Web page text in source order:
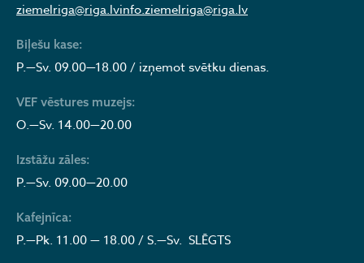
ziemelriga@riga.lvinfo.ziemelriga@riga.lv
Biļešu kase:
P.—Sv. 09.00—18.00 / izņemot svētku dienas.
VEF vēstures muzejs:
O.—Sv. 14.00—20.00
Izstāžu zāles:
P.—Sv. 09.00—20.00
Kafejnīca:
P.—Pk. 11.00 — 18.00 / S.—Sv. SLĒGTS